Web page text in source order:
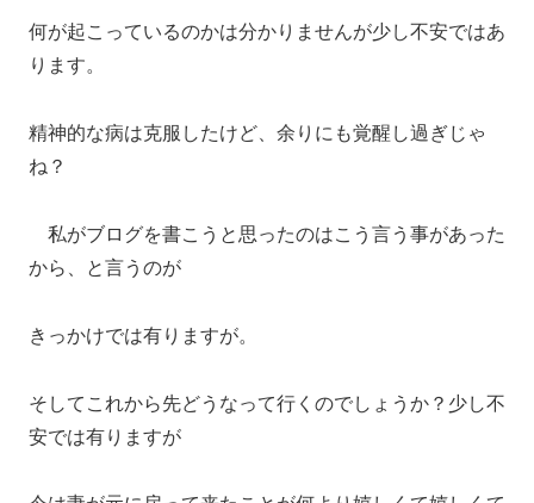
何が起こっているのかは分かりませんが少し不安ではあ
ります。
精神的な病は克服したけど、余りにも覚醒し過ぎじゃ
ね？
私がブログを書こうと思ったのはこう言う事があった
から、と言うのが
きっかけでは有りますが。
そしてこれから先どうなって行くのでしょうか？少し不
安では有りますが